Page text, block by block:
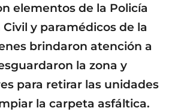
elementos de la Policía
y paramédicos de la
brindaron atención a
la zona y
para retirar las unidades
la carpeta asfáltica.